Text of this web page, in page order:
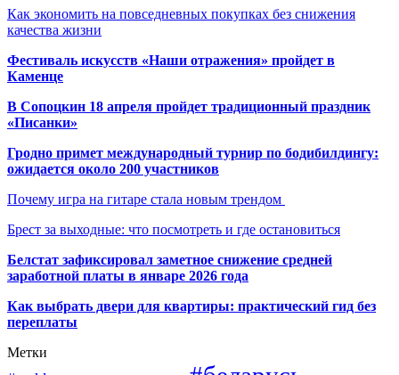
Как экономить на повседневных покупках без снижения
качества жизни
Фестиваль искусств «Наши отражения» пройдет в
Каменце
В Сопоцкин 18 апреля пройдет традиционный праздник
«Писанки»
Гродно примет международный турнир по бодибилдингу:
ожидается около 200 участников
Почему игра на гитаре стала новым трендом
Брест за выходные: что посмотреть и где остановиться
Белстат зафиксировал заметное снижение средней
заработной платы в январе 2026 года
Как выбрать двери для квартиры: практический гид без
переплаты
Метки